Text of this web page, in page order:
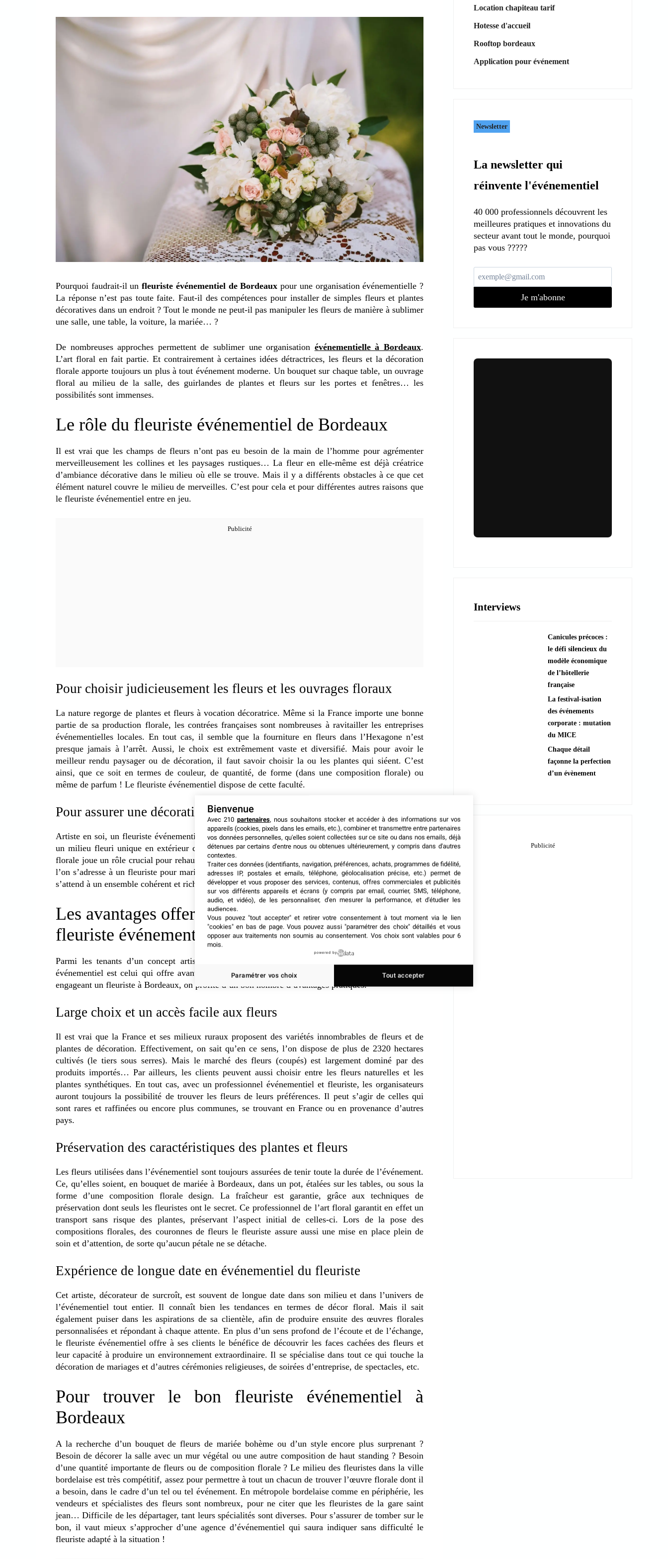
Pourquoi faudrait-il unfleuriste événementiel de Bordeaux pour une organisation événementielle ?
La réponse n’est pas toute faite. Faut-il des compétences pour installer de simples fleurs et plantes
décoratives dans un endroit ? Tout le monde ne peut-il pas manipuler les fleurs de manière à sublimer
une salle, une table, la voiture, la mariée… ?
De nombreuses approches permettent de sublimer une organisation événementielle à Bordeaux.
L’art floral en fait partie. Et contrairement à certaines idées détractrices, les fleurs et la décoration
florale apporte toujours un plus à tout événement moderne. Un bouquet sur chaque table, un ouvrage
floral au milieu de la salle, des guirlandes de plantes et fleurs sur les portes et fenêtres… les
possibilités sont immenses.
Le rôle du fleuriste événementiel de Bordeaux
Il est vrai que les champs de fleurs n’ont pas eu besoin de la main de l’homme pour agrémenter
merveilleusement les collines et les paysages rustiques… La fleur en elle-même est déjà créatrice
d’ambiance décorative dans le milieu où elle se trouve. Mais il y a différents obstacles à ce que cet
élément naturel couvre le milieu de merveilles. C’est pour cela et pour différentes autres raisons que
le fleuriste événementiel entre en jeu.
Pour choisir judicieusement les fleurs et les ouvrages floraux
La nature regorge de plantes et fleurs à vocation décoratrice. Même si la France importe une bonne
partie de sa production florale, les contrées françaises sont nombreuses à ravitailler les entreprises
événementielles locales. En tout cas, il semble que la fourniture en fleurs dans l’Hexagone n’est
presque jamais à l’arrêt. Aussi, le choix est extrêmement vaste et diversifié. Mais pour avoir le
meilleur rendu paysager ou de décoration, il faut savoir choisir la ou les plantes qui siéent. C’est
ainsi, que ce soit en termes de couleur, de quantité, de forme (dans une composition florale) ou
même de parfum ! Le fleuriste événementiel dispose de cette faculté.
Pour assurer une décoration florale harmonieuse
Artiste en soi, un fleuriste événementiel à Bordeaux dispose d’assez d’imaginations, pour concevoir
un milieu fleuri unique en extérieur comme à l’intérieur. En matière d’événementiel, la décoration
florale joue un rôle crucial pour rehausser le standing d’une festivité ou d’une cérémonie. Ainsi, que
l’on s’adresse à un fleuriste pour mariage ou à un autre type de décorateur floral événementiel, l’on
s’attend à un ensemble cohérent et riche en design, pour capter et émerveiller la vue du public.
Les avantages offerts par le recours au service d’un
fleuriste événementiel
Parmi les tenants d’un concept artisanal et traditionnel de décoration événementiel, le fleuriste
événementiel est celui qui offre avant tout le bénéfice de son professionnalisme maîtrisé. Mais en
engageant un fleuriste à Bordeaux, on profite d’un bon nombre d’avantages pratiques.
Large choix et un accès facile aux fleurs
Il est vrai que la France et ses milieux ruraux proposent des variétés innombrables de fleurs et de
plantes de décoration. Effectivement, on sait qu’en ce sens, l’on dispose de plus de 2320 hectares
cultivés (le tiers sous serres). Mais le marché des fleurs (coupés) est largement dominé par des
produits importés… Par ailleurs, les clients peuvent aussi choisir entre les fleurs naturelles et les
plantes synthétiques. En tout cas, avec un professionnel événementiel et fleuriste, les organisateurs
auront toujours la possibilité de trouver les fleurs de leurs préférences. Il peut s’agir de celles qui
sont rares et raffinées ou encore plus communes, se trouvant en France ou en provenance d’autres
pays.
Préservation des caractéristiques des plantes et fleurs
Les fleurs utilisées dans l’événementiel sont toujours assurées de tenir toute la durée de l’événement.
Ce, qu’elles soient, en bouquet de mariée à Bordeaux, dans un pot, étalées sur les tables, ou sous la
forme d’une composition florale design. La fraîcheur est garantie, grâce aux techniques de
préservation dont seuls les fleuristes ont le secret. Ce professionnel de l’art floral garantit en effet un
transport sans risque des plantes, préservant l’aspect initial de celles-ci. Lors de la pose des
compositions florales, des couronnes de fleurs le fleuriste assure aussi une mise en place plein de
soin et d’attention, de sorte qu’aucun pétale ne se détache.
Expérience de longue date en événementiel du fleuriste
Cet artiste, décorateur de surcroît, est souvent de longue date dans son milieu et dans l’univers de
l’événementiel tout entier. Il connaît bien les tendances en termes de décor floral. Mais il sait
également puiser dans les aspirations de sa clientèle, afin de produire ensuite des œuvres florales
personnalisées et répondant à chaque attente. En plus d’un sens profond de l’écoute et de l’échange,
le fleuriste événementiel offre à ses clients le bénéfice de découvrir les faces cachées des fleurs et
leur capacité à produire un environnement extraordinaire. Il se spécialise dans tout ce qui touche la
décoration de mariages et d’autres cérémonies religieuses, de soirées d’entreprise, de spectacles, etc.
Pour trouver le bon fleuriste événementiel à
Bordeaux
A la recherche d’un bouquet de fleurs de mariée bohème ou d’un style encore plus surprenant ?
Besoin de décorer la salle avec un mur végétal ou une autre composition de haut standing ? Besoin
d’une quantité importante de fleurs ou de composition florale ? Le milieu des fleuristes dans la ville
bordelaise est très compétitif, assez pour permettre à tout un chacun de trouver l’œuvre florale dont il
a besoin, dans le cadre d’un tel ou tel événement. En métropole bordelaise comme en périphérie, les
vendeurs et spécialistes des fleurs sont nombreux, pour ne citer que les fleuristes de la gare saint
jean… Difficile de les départager, tant leurs spécialités sont diverses. Pour s’assurer de tomber sur le
bon, il vaut mieux s’approcher d’une agence d’événementiel qui saura indiquer sans difficulté le
fleuriste adapté à la situation !
Location chapiteau tarif
Hotesse d'accueil
Rooftop bordeaux
Application pour événement
Newsletter
La newsletter qui
réinvente l'événementiel
40 000 professionnels découvrent les
meilleures pratiques et innovations du
secteur avant tout le monde, pourquoi
pas vous ?????
Je m'abonne
???? Explorer les animations
Interviews
Canicules précoces :
le défi silencieux du
modèle économique
de l’hôtellerie
française
La festival-isation
des événements
corporate : mutation
du MICE
Chaque détail
façonne la perfection
d’un évènement
Bienvenue
Avec 210 partenaires, nous souhaitons stocker et accéder à des informations sur vos
appareils (cookies, pixels dans les emails, etc.), combiner et transmettre entre partenaires
vos données personnelles, qu'elles soient collectées sur ce site ou dans nos emails, déjà
détenues par certains d'entre nous ou obtenues ultérieurement, y compris dans d'autres
contextes.
Traiter ces données (identifiants, navigation, préférences, achats, programmes de fidélité,
adresses IP, postales et emails, téléphone, géolocalisation précise, etc.) permet de
développer et vous proposer des services, contenus, offres commerciales et publicités
sur vos différents appareils et écrans (y compris par email, courrier, SMS, téléphone,
audio, et vidéo), de les personnaliser, d'en mesurer la performance, et d'étudier les
audiences.
Vous pouvez "tout accepter" et retirer votre consentement à tout moment via le lien
"cookies" en bas de page. Vous pouvez aussi "paramétrer des choix" détaillés et vous
opposer aux traitements non soumis au consentement. Vos choix sont valables pour 6
mois.
powered by
Paramétrer vos choix Tout accepter